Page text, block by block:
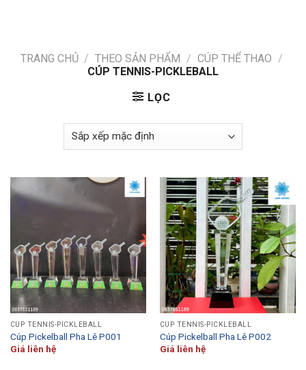
TRANG CHỦ / THEO SẢN PHẨM / CÚP THỂ THAO /
CÚP TENNIS-PICKLEBALL
LỌC
CÚP TENNIS-PICKLEBALL
Cúp Pickelball Pha Lê P001
Giá liên hệ
CÚP TENNIS-PICKLEBALL
Cúp Pickelball Pha Lê P002
Giá liên hệ